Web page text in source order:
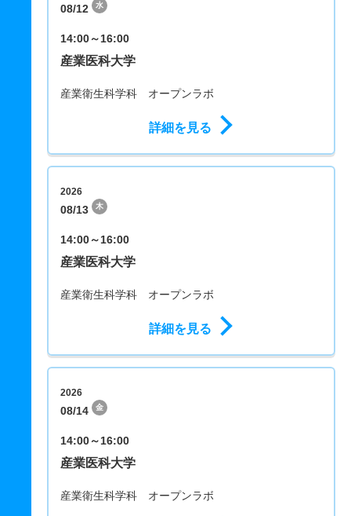
08/12 水
14:00～16:00
産業医科大学
産業衛生科学科 オープンラボ
詳細を見る
2026
08/13 木
14:00～16:00
産業医科大学
産業衛生科学科 オープンラボ
詳細を見る
2026
08/14 金
14:00～16:00
産業医科大学
産業衛生科学科 オープンラボ